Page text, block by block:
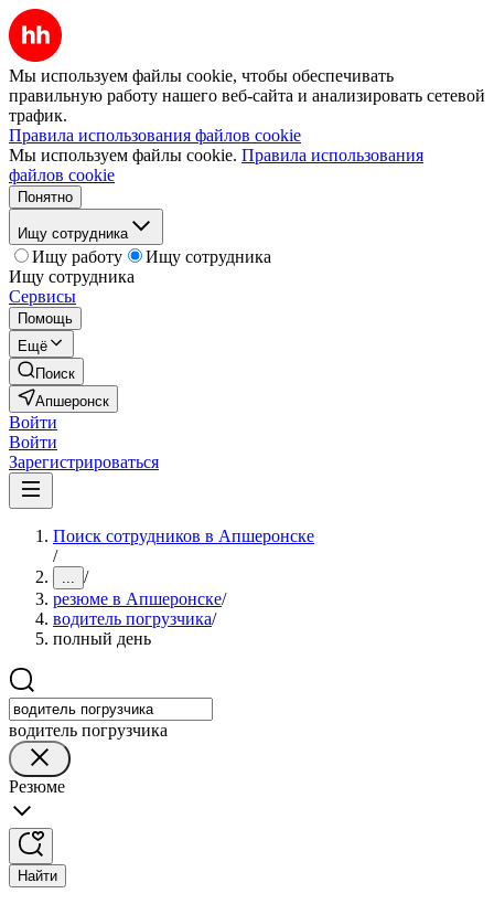
Мы используем файлы cookie, чтобы обеспечивать
правильную работу нашего веб-сайта и анализировать сетевой
трафик.
Правила использования файлов cookie
Мы используем файлы cookie. Правила использования
файлов cookie
Понятно
Ищу сотрудника
Ищу работу
Ищу сотрудника
Ищу сотрудника
Сервисы
Помощь
Ещё
Поиск
Апшеронск
Войти
Войти
Зарегистрироваться
Поиск сотрудников в Апшеронске
/
... /
резюме в Апшеронске/
водитель погрузчика/
полный день
водитель погрузчика
Резюме
Найти